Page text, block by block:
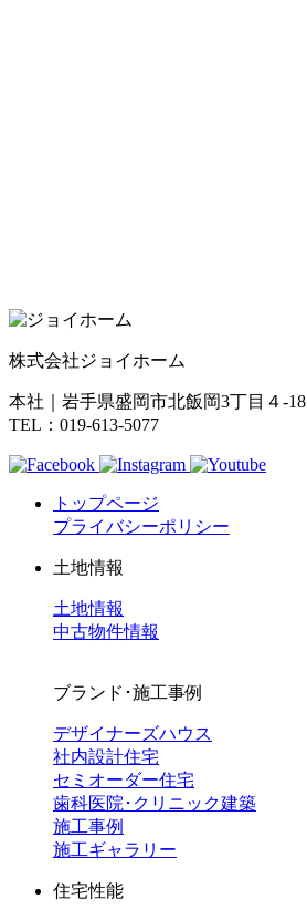
株式会社ジョイホーム
本社｜岩手県盛岡市北飯岡3丁目４-18
TEL：019-613-5077
トップページ
プライバシーポリシー
土地情報
土地情報
中古物件情報
ブランド･施工事例
デザイナーズハウス
社内設計住宅
セミオーダー住宅
歯科医院･クリニック建築
施工事例
施工ギャラリー
住宅性能